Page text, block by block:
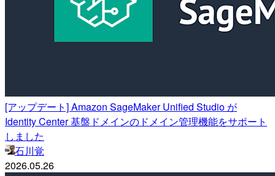
[アップデート] Amazon SageMaker Unified Studio が
Identity Center 基盤ドメインのドメイン管理機能をサポート
しました
石川覚
2026.05.26